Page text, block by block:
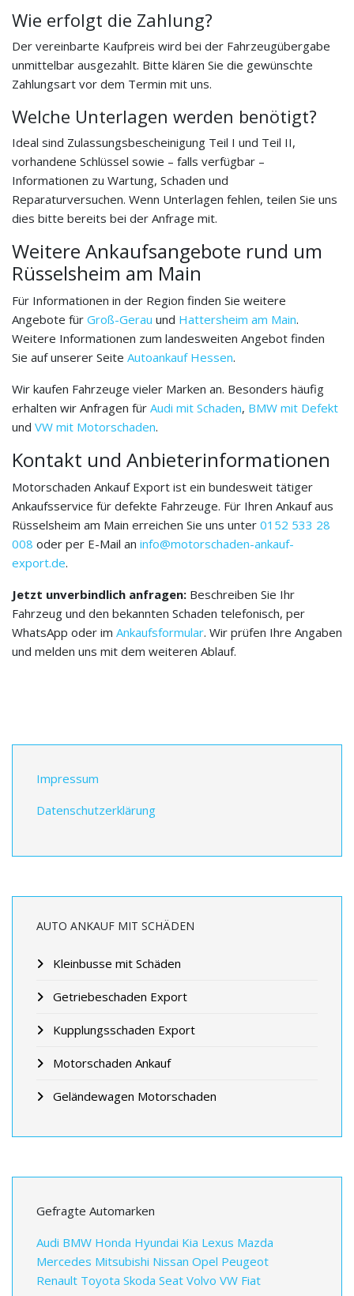
Wie erfolgt die Zahlung?
Der vereinbarte Kaufpreis wird bei der Fahrzeugübergabe
unmittelbar ausgezahlt. Bitte klären Sie die gewünschte
Zahlungsart vor dem Termin mit uns.
Welche Unterlagen werden benötigt?
Ideal sind Zulassungsbescheinigung Teil I und Teil II,
vorhandene Schlüssel sowie – falls verfügbar –
Informationen zu Wartung, Schaden und
Reparaturversuchen. Wenn Unterlagen fehlen, teilen Sie uns
dies bitte bereits bei der Anfrage mit.
Weitere Ankaufsangebote rund um
Rüsselsheim am Main
Für Informationen in der Region finden Sie weitere
Angebote für Groß-Gerau und Hattersheim am Main.
Weitere Informationen zum landesweiten Angebot finden
Sie auf unserer Seite Autoankauf Hessen.
Wir kaufen Fahrzeuge vieler Marken an. Besonders häufig
erhalten wir Anfragen für Audi mit Schaden, BMW mit Defekt
und VW mit Motorschaden.
Kontakt und Anbieterinformationen
Motorschaden Ankauf Export ist ein bundesweit tätiger
Ankaufsservice für defekte Fahrzeuge. Für Ihren Ankauf aus
Rüsselsheim am Main erreichen Sie uns unter 0152 533 28
008 oder per E-Mail an info@motorschaden-ankauf-
export.de.
Jetzt unverbindlich anfragen: Beschreiben Sie Ihr
Fahrzeug und den bekannten Schaden telefonisch, per
WhatsApp oder im Ankaufsformular. Wir prüfen Ihre Angaben
und melden uns mit dem weiteren Ablauf.
Impressum
Datenschutzerklärung
AUTO ANKAUF MIT SCHÄDEN
Kleinbusse mit Schäden
Getriebeschaden Export
Kupplungsschaden Export
Motorschaden Ankauf
Geländewagen Motorschaden
Gefragte Automarken
Audi BMW Honda Hyundai Kia Lexus Mazda
Mercedes Mitsubishi Nissan Opel Peugeot
Renault Toyota Skoda Seat Volvo VW Fiat